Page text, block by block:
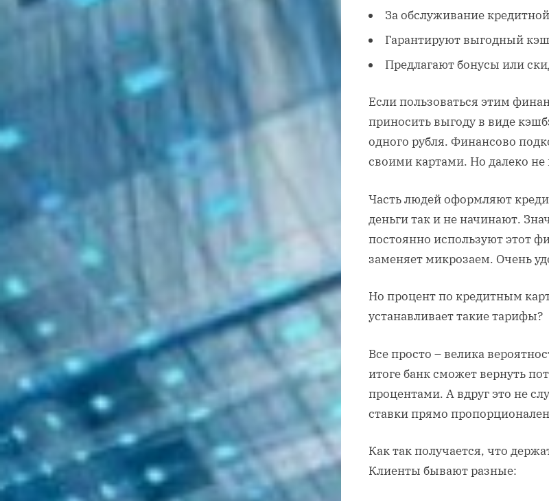
За обслуживание
Гарантируют выгодный
Предлагают бонусы или
Если пользоваться этим
приносить выгоду в виде
одного рубля. Финансово
своими картами. Но далеко
Часть людей оформляют
деньги так и не начинают.
постоянно используют этот
заменяет микрозаем. Очень
Но процент по кредитным
устанавливает такие тарифы?
Все просто – велика
итоге банк сможет вернуть
процентами. А вдруг это не
ставки прямо
Как так получается, что
Клиенты бывают разные: